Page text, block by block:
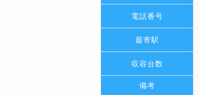
電話番号
最寄駅
収容台数
備考